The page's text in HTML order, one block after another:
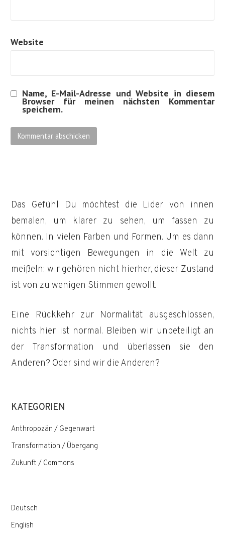
Website
Name, E-Mail-Adresse und Website in diesem
Browser für meinen nächsten Kommentar
speichern.
Das Gefühl Du möchtest die Lider von innen
bemalen, um klarer zu sehen, um fassen zu
können. In vielen Farben und Formen. Um es dann
mit vorsichtigen Bewegungen in die Welt zu
meißeln: wir gehören nicht hierher, dieser Zustand
ist von zu wenigen Stimmen gewollt.
Eine Rückkehr zur Normalität ausgeschlossen,
nichts hier ist normal. Bleiben wir unbeteiligt an
der Transformation und überlassen sie den
Anderen? Oder sind wir die Anderen?
KATEGORIEN
Anthropozän / Gegenwart
Transformation / Übergang
Zukunft / Commons
Deutsch
English